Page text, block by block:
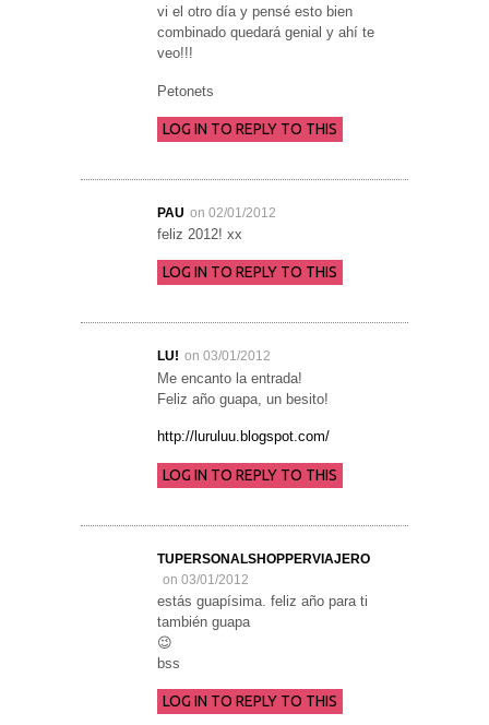
vi el otro día y pensé esto bien
combinado quedará genial y ahí te
veo!!!
Petonets
LOG IN TO REPLY TO THIS
PAU on 02/01/2012
feliz 2012! xx
LOG IN TO REPLY TO THIS
LU! on 03/01/2012
Me encanto la entrada!
Feliz año guapa, un besito!
http://luruluu.blogspot.com/
LOG IN TO REPLY TO THIS
TUPERSONALSHOPPERVIAJERO
on 03/01/2012
estás guapísima. feliz año para ti
también guapa
😉
bss
LOG IN TO REPLY TO THIS